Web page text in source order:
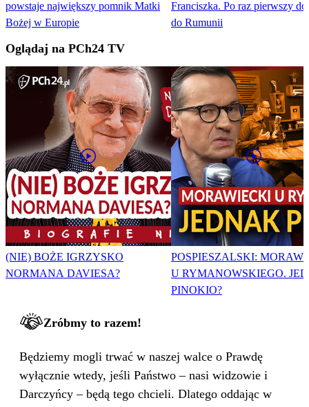
powstaje największy pomnik Matki
Bożej w Europie
Franciszka. Po raz pierwszy
do Rumunii
Oglądaj na PCh24 TV
(NIE) BOŻE IGRZYSKO
NORMANA DAVIESA?
POSPIESZALSKI:
U RYMANOWSKIEGO.
PINOKIO?
Zróbmy to razem!
Będziemy mogli trwać w naszej walce o Prawdę
wyłącznie wtedy, jeśli Państwo – nasi widzowie i
Darczyńcy – będą tego chcieli. Dlatego oddając w